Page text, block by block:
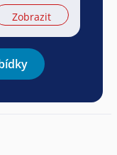
Zobrazit